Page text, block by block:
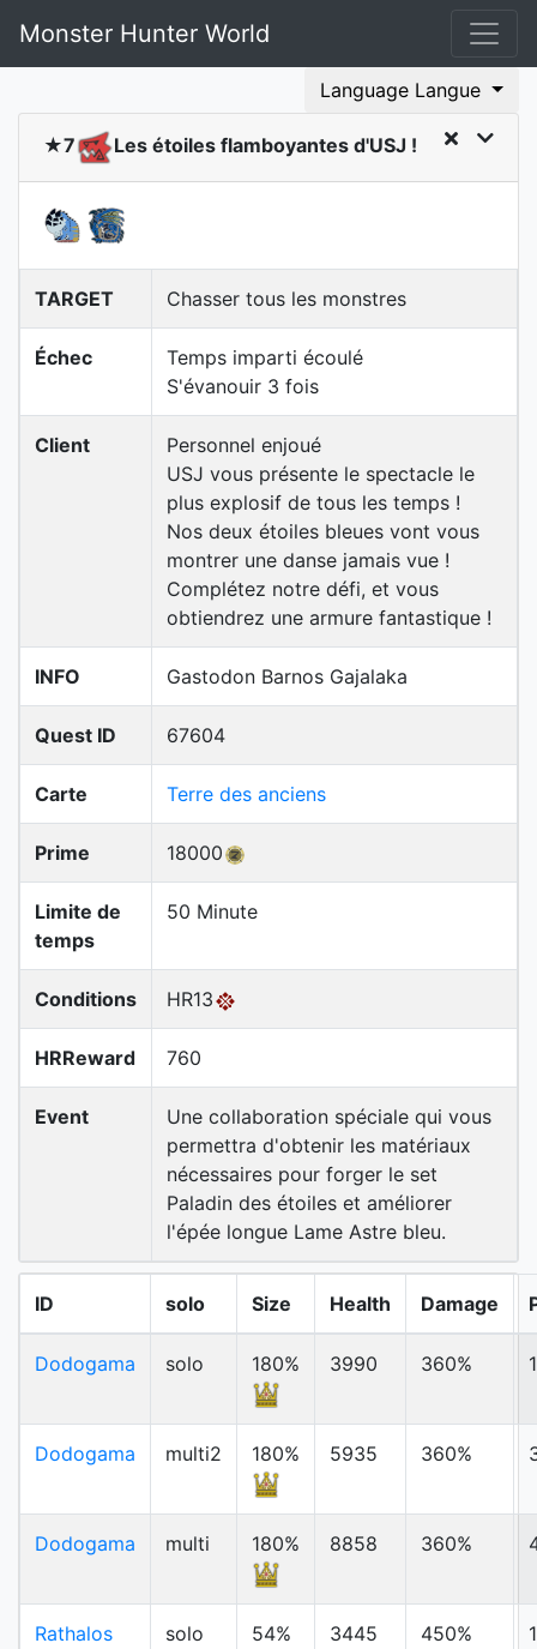
Monster Hunter World
Language Langue
★7 Les étoiles flamboyantes d'USJ !
TARGET Chasser tous les monstres
Échec
Temps imparti écoulé
S'évanouir 3 fois
Client
Personnel enjoué
USJ vous présente le spectacle le
plus explosif de tous les temps !
Nos deux étoiles bleues vont vous
montrer une danse jamais vue !
Complétez notre défi, et vous
obtiendrez une armure fantastique !
INFO Gastodon Barnos Gajalaka
Quest ID 67604
Carte Terre des anciens
Prime 18000
Limite de
temps
50 Minute
Conditions HR13
HRReward 760
Event
Une collaboration spéciale qui vous
permettra d'obtenir les matériaux
nécessaires pour forger le set
Paladin des étoiles et améliorer
l'épée longue Lame Astre bleu.
ID solo Size Health Damage
Dodogama solo 180% 3990 360%
Dodogama multi2 180% 5935 360%
Dodogama multi 180% 8858 360%
Rathalos
solo 54% 3445 450%